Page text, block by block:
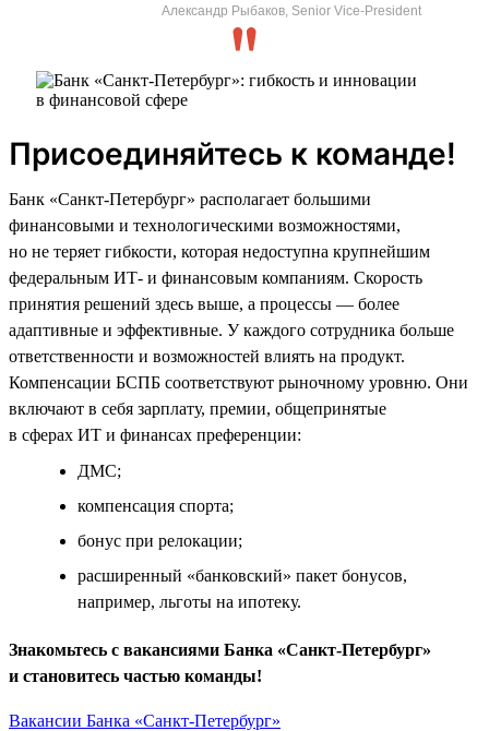
Александр Рыбаков, Senior Vice-President
Присоединяйтесь к команде!
Банк «Санкт-Петербург» располагает большими
финансовыми и технологическими возможностями,
но не теряет гибкости, которая недоступна крупнейшим
федеральным ИТ- и финансовым компаниям. Скорость
принятия решений здесь выше, а процессы — более
адаптивные и эффективные. У каждого сотрудника больше
ответственности и возможностей влиять на продукт.
Компенсации БСПБ соответствуют рыночному уровню. Они
включают в себя зарплату, премии, общепринятые
в сферах ИТ и финансах преференции:
ДМС;
компенсация спорта;
бонус при релокации;
расширенный «банковский» пакет бонусов,
например, льготы на ипотеку.
Знакомьтесь с вакансиями Банка «Санкт-Петербург»
и становитесь частью команды!
Вакансии Банка «Санкт-Петербург»